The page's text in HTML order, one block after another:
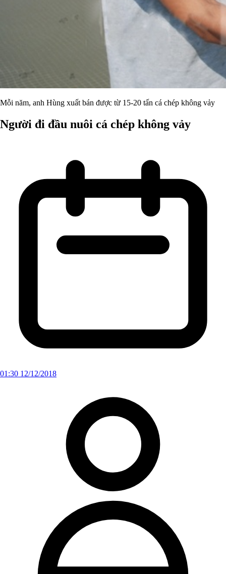
Mỗi năm, anh Hùng xuất bán được từ 15-20 tấn cá chép không vảy
Người đi đầu nuôi cá chép không vảy
01:30 12/12/2018